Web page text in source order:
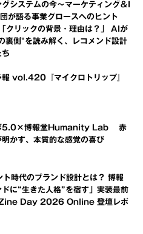
システムの今～マーケティング＆I
が語る事業グロースへのヒント
クリックの背景・理由は？」 AIが
裏側"を読み解く、レコメンド設計
ち
報 vol.420『マイクロトリップ』
5.0×博報堂Humanity Lab 赤
明かす、本質的な感覚の喜び
時代のブランド設計とは？ 博報
に“生きた人格”を宿す」実装最前
Day 2026 Online 登壇レポ